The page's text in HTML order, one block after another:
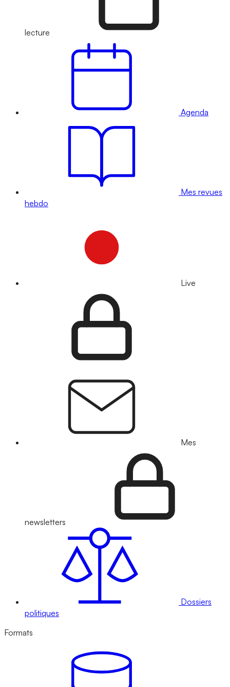
lecture
Agenda
Mes revues
hebdo
Live
Mes
newsletters
Dossiers
politiques
Formats